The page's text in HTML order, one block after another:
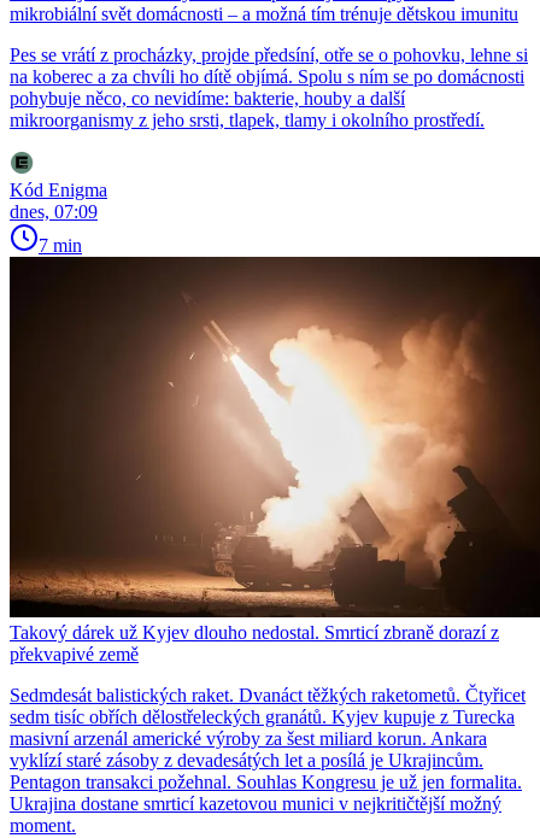
mikrobiální svět domácnosti – a možná tím trénuje dětskou imunitu
Pes se vrátí z procházky, projde předsíní, otře se o pohovku, lehne si
na koberec a za chvíli ho dítě objímá. Spolu s ním se po domácnosti
pohybuje něco, co nevidíme: bakterie, houby a další
mikroorganismy z jeho srsti, tlapek, tlamy i okolního prostředí.
Kód Enigma
dnes, 07:09
7 min
Takový dárek už Kyjev dlouho nedostal. Smrticí zbraně dorazí z
překvapivé země
Sedmdesát balistických raket. Dvanáct těžkých raketometů. Čtyřicet
sedm tisíc obřích dělostřeleckých granátů. Kyjev kupuje z Turecka
masivní arzenál americké výroby za šest miliard korun. Ankara
vyklízí staré zásoby z devadesátých let a posílá je Ukrajincům.
Pentagon transakci požehnal. Souhlas Kongresu je už jen formalita.
Ukrajina dostane smrticí kazetovou munici v nejkritičtější možný
moment.